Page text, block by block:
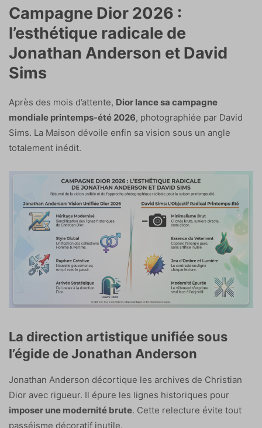
Campagne Dior 2026 :
l’esthétique radicale de
Jonathan Anderson et David
Sims
Après des mois d’attente, Dior lance sa campagne
mondiale printemps-été 2026, photographiée par David
Sims. La Maison dévoile enfin sa vision sous un angle
totalement inédit.
La direction artistique unifiée sous
l’égide de Jonathan Anderson
Jonathan Anderson décortique les archives de Christian
Dior avec rigueur. Il épure les lignes historiques pour
imposer une modernité brute. Cette relecture évite tout
passéisme décoratif inutile.